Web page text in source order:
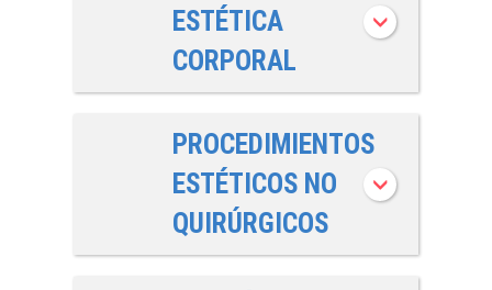
ESTÉTICA
CORPORAL
PROCEDIMIENTOS
ESTÉTICOS NO
QUIRÚRGICOS